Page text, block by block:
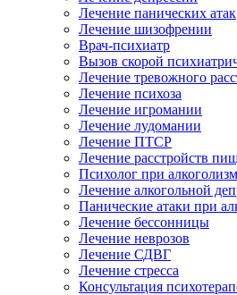
Лечение панических атак
Лечение шизофрении
Врач-психиатр
Вызов скорой
Лечение тревожного
Лечение психоза
Лечение игромании
Лечение лудомании
Лечение ПТСР
Лечение расстройств
Психолог при
Лечение алкогольной
Панические атаки при
Лечение бессонницы
Лечение неврозов
Лечение СДВГ
Лечение стресса
Консультация